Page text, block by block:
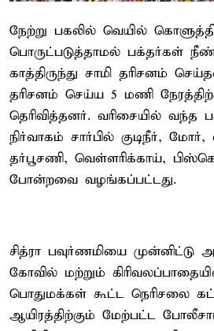
நேற்று பகலில் வெயில்
பொருட்படுத்தாமல் பக்தர்கள்
காத்திருந்து சாமி தரிசனம்
தரிசனம் செய்ய 5 மணி
தெரிவித்தனர். வரிசையில் வந்த
நிர்வாகம் சார்பில் குடிநீர்,
தர்பூசணி, வெள்ளரிக்காய்,
போன்றவை வழங்கப்பட்டது.
சித்ரா பவுர்ணமியை முன்னிட்டு
கோவில் மற்றும்
பொதுமக்கள் கூட்ட நெரிசலை
ஆயிரத்திற்கும் மேற்பட்ட போலீசார்